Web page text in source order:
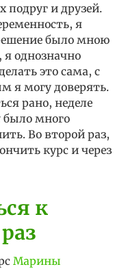
подруг и друзей.
я
было мною
однозначно
это сама, с
я могу доверять.
рано, неделе
было много
Во второй раз,
курс и через
к
Марины